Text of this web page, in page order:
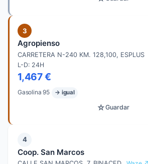
3
Agropienso
CARRETERA N-240 KM. 128,100, ESPLUS
L-D: 24H
1,467 €
Gasolina 95 → igual
☆Guardar
4
Coop. San Marcos